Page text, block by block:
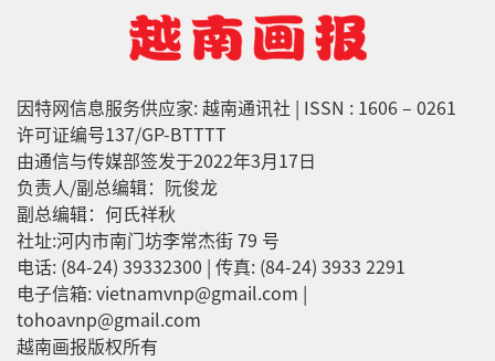
因特网信息服务供应家: 越南通讯社 | ISSN : 1606 – 0261
许可证编号137/GP-BTTTT
由通信与传媒部签发于2022年3月17日
负责人/副总编辑：阮俊龙
副总编辑：何氏祥秋
社址:河内市南门坊李常杰街 79 号
电话: (84-24) 39332300 | 传真: (84-24) 3933 2291
电子信箱: vietnamvnp@gmail.com |
tohoavnp@gmail.com
越南画报版权所有